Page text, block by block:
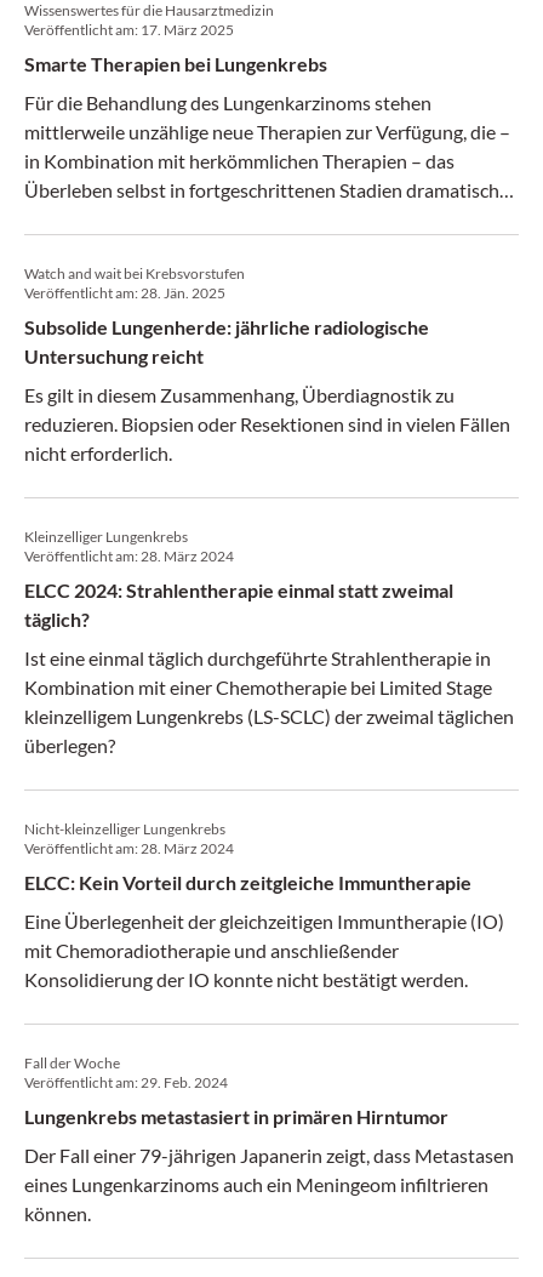
Wissenswertes für die Hausarztmedizin
Veröffentlicht am: 17. März 2025
Smarte Therapien bei Lungenkrebs
Für die Behandlung des Lungenkarzinoms stehen
mittlerweile unzählige neue Therapien zur Verfügung, die –
in Kombination mit herkömmlichen Therapien – das
Überleben selbst in fortgeschrittenen Stadien dramatisch
Watch and wait bei Krebsvorstufen
Veröffentlicht am:28. Jän. 2025
Subsolide Lungenherde: jährliche radiologische
Untersuchung reicht
Es gilt in diesem Zusammenhang, Überdiagnostik zu
reduzieren. Biopsien oder Resektionen sind in vielen Fällen
nicht erforderlich.
Kleinzelliger Lungenkrebs
Veröffentlicht am:28. März 2024
ELCC 2024: Strahlentherapie einmal statt zweimal
täglich?
Ist eine einmal täglich durchgeführte Strahlentherapie in
Kombination mit einer Chemotherapie bei Limited Stage
kleinzelligem Lungenkrebs (LS-SCLC) der zweimal täglichen
überlegen?
Nicht-kleinzelliger Lungenkrebs
Veröffentlicht am:28. März 2024
ELCC: Kein Vorteil durch zeitgleiche Immuntherapie
Eine Überlegenheit der gleichzeitigen Immuntherapie (IO)
mit Chemoradiotherapie und anschließender
Konsolidierung der IO konnte nicht bestätigt werden.
Fall der Woche
Veröffentlicht am:29. Feb. 2024
Lungenkrebs metastasiert in primären Hirntumor
Der Fall einer 79-jährigen Japanerin zeigt, dass Metastasen
eines Lungenkarzinoms auch ein Meningeom infiltrieren
können.